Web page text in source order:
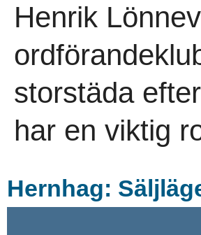
Henrik
storstäda
har en viktig
Hernhag: